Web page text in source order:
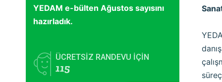
YEDAM e-bülten Ağustos sayısını
hazırladık.
ÜCRETSİZ RANDEVU İÇİN
115